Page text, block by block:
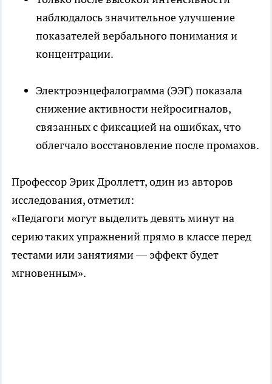
наблюдалось значительное улучшение
показателей вербального понимания и
концентрации.
Электроэнцефалограмма (ЭЭГ) показала
снижение активности нейросигналов,
связанных с фиксацией на ошибках, что
облегчало восстановление после промахов.
Профессор Эрик Дроллетт, один из авторов
исследования, отметил:
«Педагоги могут выделить девять минут на
серию таких упражнений прямо в классе перед
тестами или занятиями — эффект будет
мгновенным».